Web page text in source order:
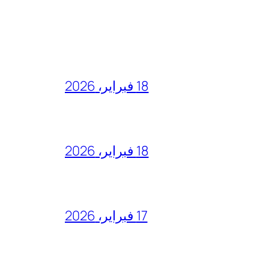
18 فبراير، 2026
18 فبراير، 2026
17 فبراير، 2026